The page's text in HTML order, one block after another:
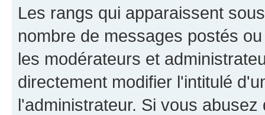
Les rangs qui apparaissent
nombre de messages postés
les modérateurs et
directement modifier l'intitulé
l'administrateur. Si vous